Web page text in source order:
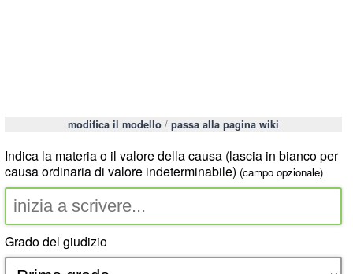
modifica il modello/ passa alla pagina wiki
Indica la materia o il valore della causa (lascia in bianco per
causa ordinaria di valore indeterminabile) (campo opzionale)
Grado del giudizio